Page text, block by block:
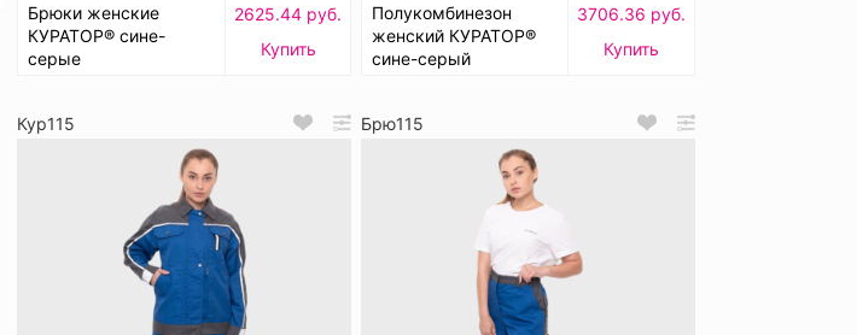
Брюки женские
КУРАТОР® сине-
серые
2625.44 руб.
Купить
Полукомбинезон
женский КУРАТОР®
сине-серый
3706.36 руб.
Купить
Кур115 Брю115